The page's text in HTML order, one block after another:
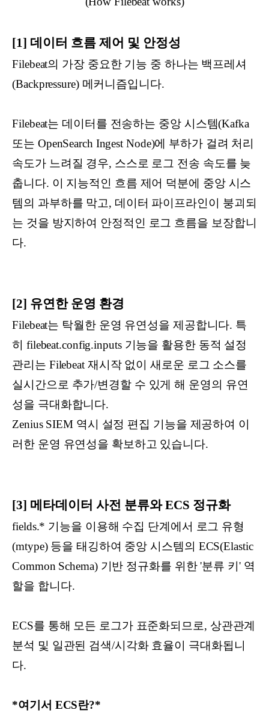
[1] 데이터 흐름 제어 및 안정성
Filebeat의 가장 중요한 기능 중 하나는 백프레셔
(Backpressure) 메커니즘입니다.
Filebeat는 데이터를 전송하는 중앙 시스템(Kafka
또는 OpenSearch Ingest Node)에 부하가 걸려 처리
속도가 느려질 경우, 스스로 로그 전송 속도를 늦
춥니다. 이 지능적인 흐름 제어 덕분에 중앙 시스
템의 과부하를 막고, 데이터 파이프라인이 붕괴되
는 것을 방지하여 안정적인 로그 흐름을 보장합니
다.
[2] 유연한 운영 환경
Filebeat는 탁월한 운영 유연성을 제공합니다. 특
히 filebeat.config.inputs 기능을 활용한 동적 설정
관리는 Filebeat 재시작 없이 새로운 로그 소스를
실시간으로 추가/변경할 수 있게 해 운영의 유연
성을 극대화합니다.
Zenius SIEM 역시 설정 편집 기능을 제공하여 이
러한 운영 유연성을 확보하고 있습니다.
[3] 메타데이터 사전 분류와 ECS 정규화
fields.* 기능을 이용해 수집 단계에서 로그 유형
(mtype) 등을 태깅하여 중앙 시스템의 ECS(Elastic
Common Schema) 기반 정규화를 위한 '분류 키' 역
할을 합니다.
ECS를 통해 모든 로그가 표준화되므로, 상관관계
분석 및 일관된 검색/시각화 효율이 극대화됩니
다.
*여기서 ECS란?*